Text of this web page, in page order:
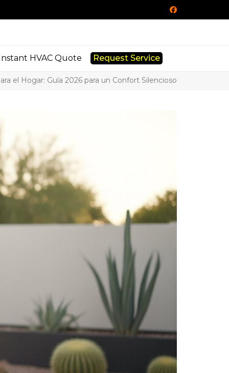
Facebook
HVAC Quote Request Service
el Hogar: Guía 2026 para un Confort Silencioso